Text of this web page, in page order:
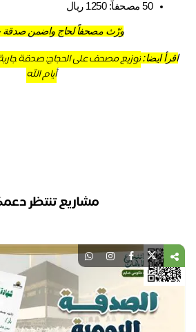
50 مصحفاً: 1250 ريال
ورّث مصحفاً لحاج واضمن صدقة
ايضا: توزيع مصحف على الحجاج: صدقة جارية
أيام الله
مشاريع تنتظر دعمكم